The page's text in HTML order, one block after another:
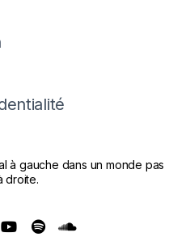
à gauche dans un monde pas
droite.